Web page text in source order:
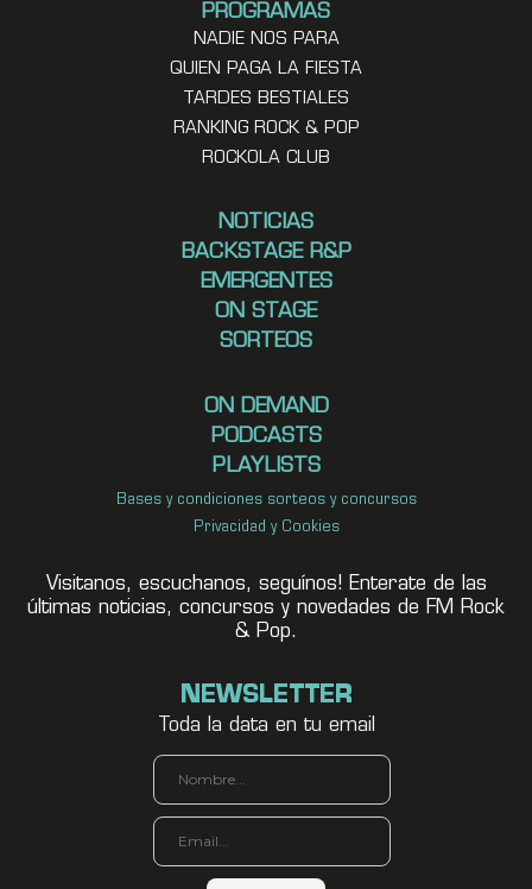
PROGRAMAS
NADIE NOS PARA
QUIEN PAGA LA FIESTA
TARDES BESTIALES
RANKING ROCK & POP
ROCKOLA CLUB
NOTICIAS
BACKSTAGE R&P
EMERGENTES
ON STAGE
SORTEOS
ON DEMAND
PODCASTS
PLAYLISTS
Bases y condiciones sorteos y concursos
Privacidad y Cookies
Visitanos, escuchanos, seguínos! Enterate de las
últimas noticias, concursos y novedades de FM Rock
& Pop.
NEWSLETTER
Toda la data en tu email